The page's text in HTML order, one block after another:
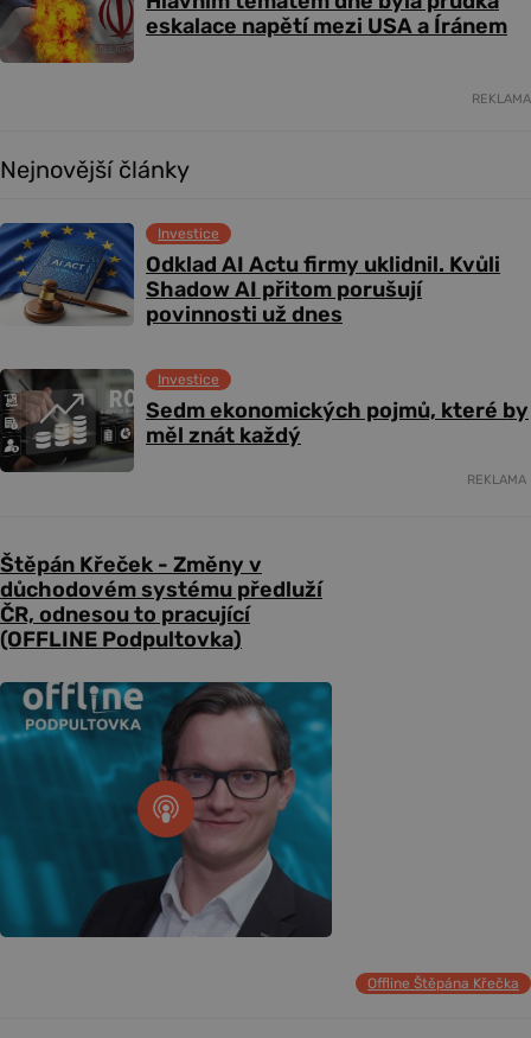
eskalace napětí mezi USA a Íránem
REKLAMA
Nejnovější články
Odklad AI Actu firmy uklidnil. Kvůli
Shadow AI přitom porušují
povinnosti už dnes
Investice
Sedm ekonomických pojmů, které by
měl znát každý
Investice
REKLAMA
Štěpán Křeček - Změny v
důchodovém systému předluží
ČR, odnesou to pracující
(OFFLINE Podpultovka)
Offline Štěpána Křečka